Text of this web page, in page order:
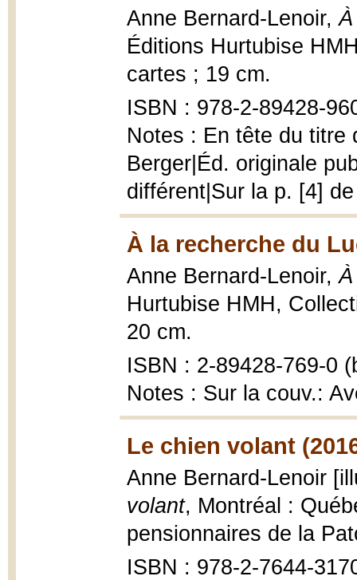
Anne Bernard-Lenoir,
Éditions Hurtubise
cartes ; 19 cm.
ISBN : 978-2-89428-
Notes : En tête du titre
Berger|Éd. originale
différent|Sur la p. [4]
À la recherche du
Anne Bernard-Lenoir,
Hurtubise HMH,
20 cm.
ISBN : 2-89428-769-0
Notes : Sur la couv.:
Le chien volant
Anne Bernard-Lenoir
volant, Montréal :
pensionnaires de la
ISBN : 978-2-7644-